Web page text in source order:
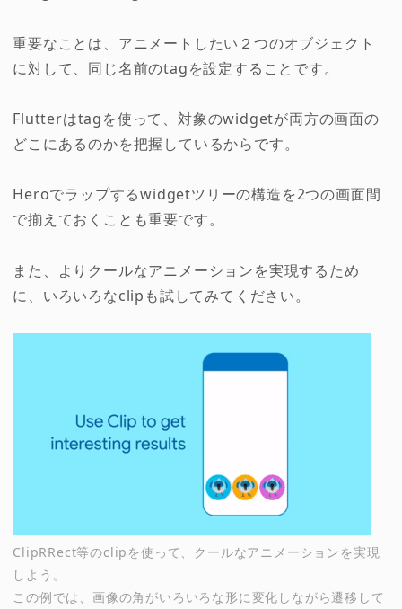
重要なことは、アニメートしたい２つのオブジェクト
に対して、同じ名前のtagを設定することです。
Flutterはtagを使って、対象のwidgetが両方の画面の
どこにあるのかを把握しているからです。
Heroでラップするwidgetツリーの構造を2つの画面間
で揃えておくことも重要です。
また、よりクールなアニメーションを実現するため
に、いろいろなclipも試してみてください。
ClipRRect等のclipを使って、クールなアニメーションを実現
しよう。
この例では、画像の角がいろいろな形に変化しながら遷移して